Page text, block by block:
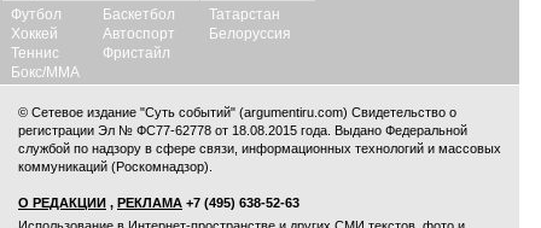
Футбол
Хоккей
Теннис
Бокс/ММА
Баскетбол
Автоспорт
Фристайл
Татарстан
Белоруссия
© Сетевое издание "Суть событий" (argumentiru.com) Свидетельство о
регистрации Эл № ФС77-62778 от 18.08.2015 года. Выдано Федеральной
службой по надзору в сфере связи, информационных технологий и массовых
коммуникаций (Роскомнадзор).
О РЕДАКЦИИ , РЕКЛАМА +7 (495) 638-52-63